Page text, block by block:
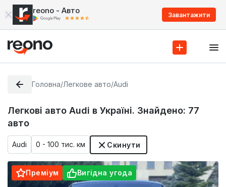
reono - Авто Завантажити
Головна/Легкове авто/Audi
Легкові авто Audi в Україні. Знайдено: 77
авто
Audi 0 - 100 тис. км Скинути
Преміум Вигідна угода